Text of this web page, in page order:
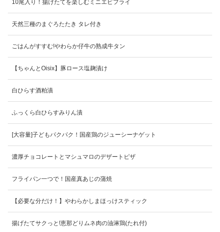
10尾入り！揚げたてを楽しむミニエビフライ
天然三種のまぐろたたき タレ付き
ごはんがすすむ!やわらか仔牛の熟成牛タン
【ちゃんとOisix】豚ロース塩麹漬け
白ひらす酒粕漬
ふっくら白ひらすみりん漬
[大容量]子どもパクパク！国産鶏のジューシーナゲット
濃厚チョコレートとマシュマロのデザートピザ
フライパン一つで！国産真あじの蒲焼
【必要な分だけ！】やわらかしまほっけスティック
揚げたてサクっと!恵那どりムネ肉の油淋鶏(たれ付)